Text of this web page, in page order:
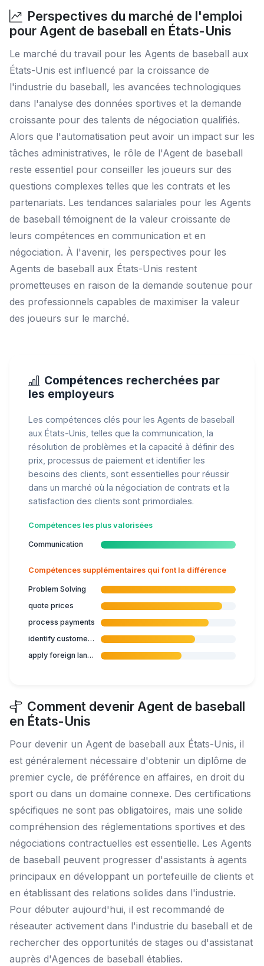
Perspectives du marché de l'emploi
pour Agent de baseball en États-Unis
Le marché du travail pour les Agents de baseball aux
États-Unis est influencé par la croissance de
l'industrie du baseball, les avancées technologiques
dans l'analyse des données sportives et la demande
croissante pour des talents de négociation qualifiés.
Alors que l'automatisation peut avoir un impact sur les
tâches administratives, le rôle de l'Agent de baseball
reste essentiel pour conseiller les joueurs sur des
questions complexes telles que les contrats et les
partenariats. Les tendances salariales pour les Agents
de baseball témoignent de la valeur croissante de
leurs compétences en communication et en
négociation. À l'avenir, les perspectives pour les
Agents de baseball aux États-Unis restent
prometteuses en raison de la demande soutenue pour
des professionnels capables de maximiser la valeur
des joueurs sur le marché.
Compétences recherchées par
les employeurs
Les compétences clés pour les Agents de baseball
aux États-Unis, telles que la communication, la
résolution de problèmes et la capacité à définir des
prix, processus de paiement et identifier les
besoins des clients, sont essentielles pour réussir
dans un marché où la négociation de contrats et la
satisfaction des clients sont primordiales.
Compétences les plus valorisées
Communication
Compétences supplémentaires qui font la différence
Problem Solving
quote prices
process payments
identify customer's needs
apply foreign languages in tourism
Comment devenir Agent de baseball
en États-Unis
Pour devenir un Agent de baseball aux États-Unis, il
est généralement nécessaire d'obtenir un diplôme de
premier cycle, de préférence en affaires, en droit du
sport ou dans un domaine connexe. Des certifications
spécifiques ne sont pas obligatoires, mais une solide
compréhension des réglementations sportives et des
négociations contractuelles est essentielle. Les Agents
de baseball peuvent progresser d'assistants à agents
principaux en développant un portefeuille de clients et
en établissant des relations solides dans l'industrie.
Pour débuter aujourd'hui, il est recommandé de
réseauter activement dans l'industrie du baseball et de
rechercher des opportunités de stages ou d'assistanat
auprès d'Agences de baseball établies.